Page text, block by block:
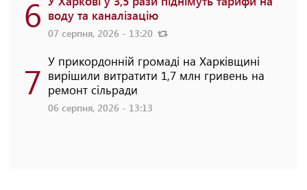
6 воду та каналізацію
07 серпня, 2026 - 13:20
7 У прикордонній громаді на Харківщині
вирішили витратити 1,7 млн гривень на
ремонт сільради
06 серпня, 2026 - 13:13